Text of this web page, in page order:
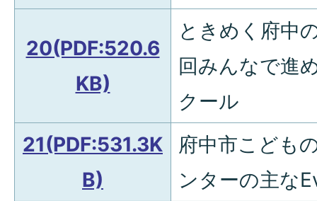
20(PDF:520.6
KB)
ときめく府中
回みんなで進
クール
21(PDF:531.3K
B)
府中市こども
ンターの主な